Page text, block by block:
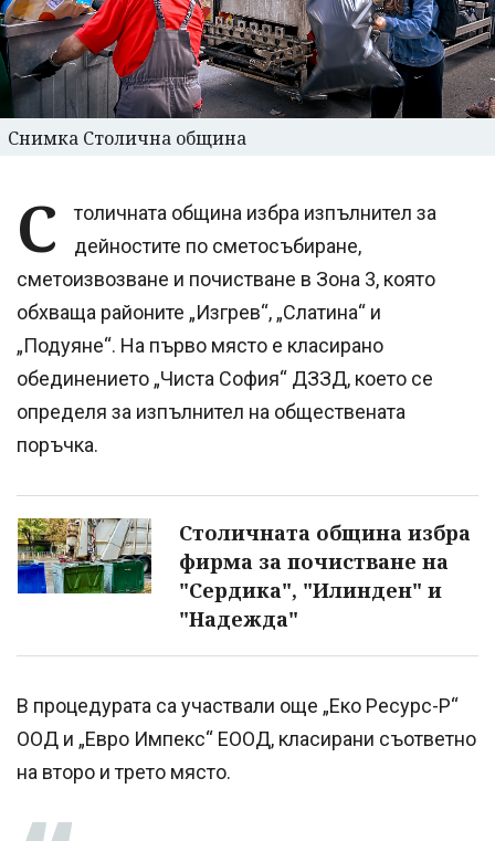
Снимка Столична община
С
толичната община избра изпълнител за
дейностите по сметосъбиране,
сметоизвозване и почистване в Зона 3, която
обхваща районите „Изгрев“, „Слатина“ и
„Подуяне“. На първо място е класирано
обединението „Чиста София“ ДЗЗД, което се
определя за изпълнител на обществената
поръчка.
Столичната община избра
фирма за почистване на
"Сердика", "Илинден" и
"Надежда"
В процедурата са участвали още „Еко Ресурс-Р“
ООД и „Евро Импекс“ ЕООД, класирани съответно
на второ и трето място.